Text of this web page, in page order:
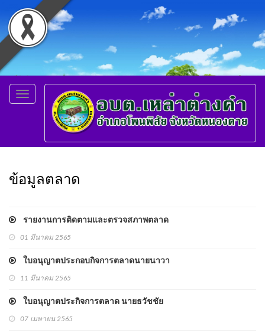
Toggle
navigation
ข้อมูลตลาด
รายงานการติดตามและตรวจสภาพตลาด
01 มีนาคม 2565
ใบอนุญาตประกอบกิจการตลาดนายนาวา
11 มีนาคม 2565
ใบอนุญาตประกิจการตลาด นายธวัชชัย
07 เมษายน 2565